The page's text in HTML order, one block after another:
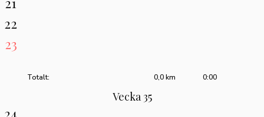
22
23
Totalt: 0:00
0,0 km
Vecka 35
24